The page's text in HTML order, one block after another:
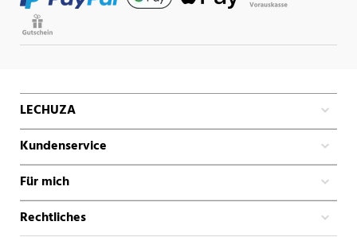
LECHUZA
Kundenservice
Für mich
Rechtliches